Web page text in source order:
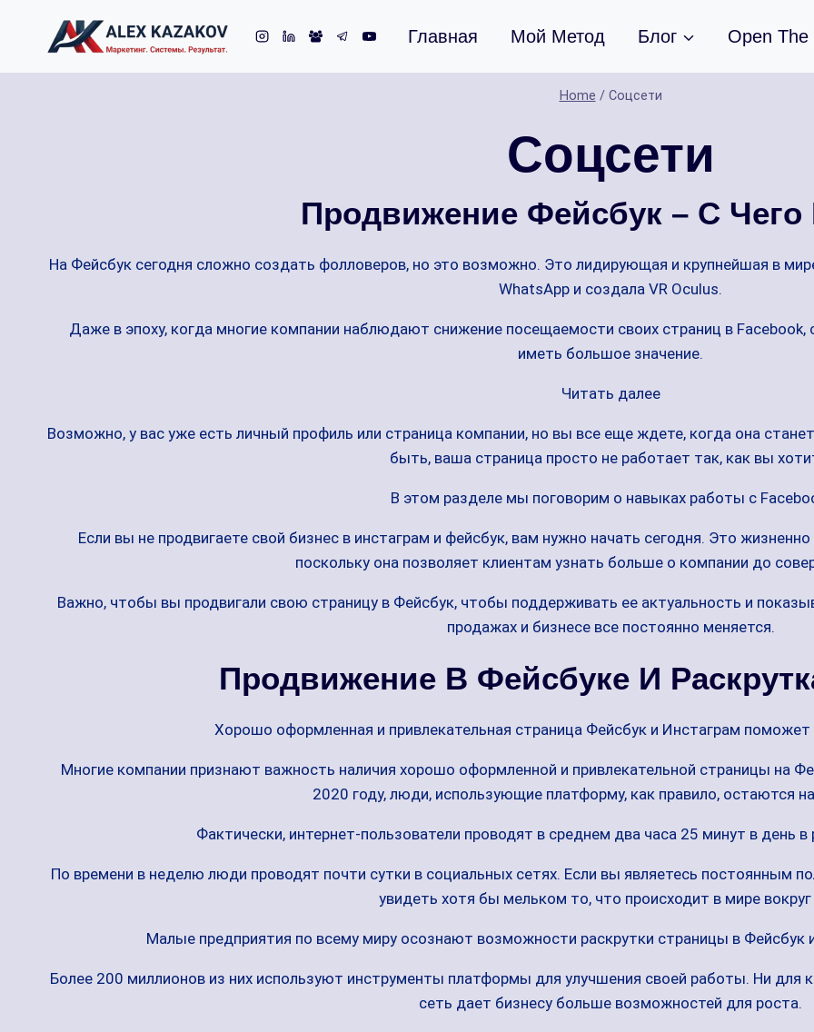
Главная Мой Метод Блог Open The
Home / Соцсети
Соцсети
Продвижение Фейсбук – С Чего
На Фейсбук сегодня сложно создать фолловеров, но это возможно. Это лидирующая и крупнейшая в
WhatsApp и создала VR Oculus.
Даже в эпоху, когда многие компании наблюдают снижение посещаемости своих страниц в
иметь большое значение.
Читать далее
Возможно, у вас уже есть личный профиль или страница компании, но вы все еще ждете, когда она
быть, ваша страница просто не работает так, как вы
В этом разделе мы поговорим о навыках работы с
Если вы не продвигаете свой бизнес в инстаграм и фейсбук, вам нужно начать сегодня. Это
поскольку она позволяет клиентам узнать больше о компании до
Важно, чтобы вы продвигали свою страницу в Фейсбук, чтобы поддерживать ее актуальность и
продажах и бизнесе все постоянно меняется.
Продвижение В Фейсбуке И
Хорошо оформленная и привлекательная страница Фейсбук и Инстаграм
Многие компании признают важность наличия хорошо оформленной и привлекательной страницы на
2020 году, люди, использующие платформу, как правило, остаются
Фактически, интернет-пользователи проводят в среднем два часа 25 минут в день
По времени в неделю люди проводят почти сутки в социальных сетях. Если вы являетесь постоянным
увидеть хотя бы мельком то, что происходит в мире вокруг
Малые предприятия по всему миру осознают возможности раскрутки страницы в Фейсбук
Более 200 миллионов из них используют инструменты платформы для улучшения своей работы. Ни для
сеть дает бизнесу больше возможностей для роста.